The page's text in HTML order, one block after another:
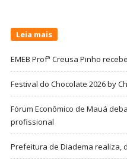
Leia mais
EMEB Profª Creusa Pinho
Festival do Chocolate 2026 by
Fórum Econômico de Mauá
profissional
Prefeitura de Diadema realiza,